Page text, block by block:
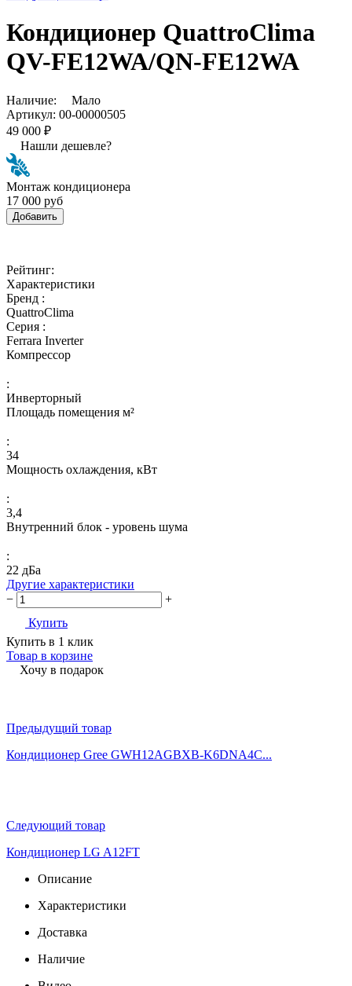
Кондиционер QuattroСlima
QV-FE12WA/QN-FE12WA
Наличие:
Мало
Артикул: 00-00000505
49 000 ₽
Нашли дешевле?
Монтаж кондиционера
17 000 руб
Добавить
Рейтинг:
Характеристики
Бренд :
QuattroClima
Серия :
Ferrara Inverter
Компрессор
:
Инверторный
Площадь помещения м²
:
34
Мощность охлаждения, кВт
:
3,4
Внутренний блок - уровень шума
:
22 дБа
Другие характеристики
−
+
Купить
Купить в 1 клик
Товар в корзине
Хочу в подарок
Предыдущий товар
Кондиционер Gree GWH12AGBXB-K6DNA4C...
Следующий товар
Кондиционер LG A12FT
Описание
Характеристики
Доставка
Наличие